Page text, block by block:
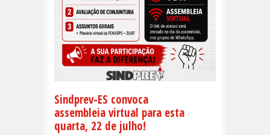
Sindprev-ES convoca
assembleia virtual para esta
quarta, 22 de julho!